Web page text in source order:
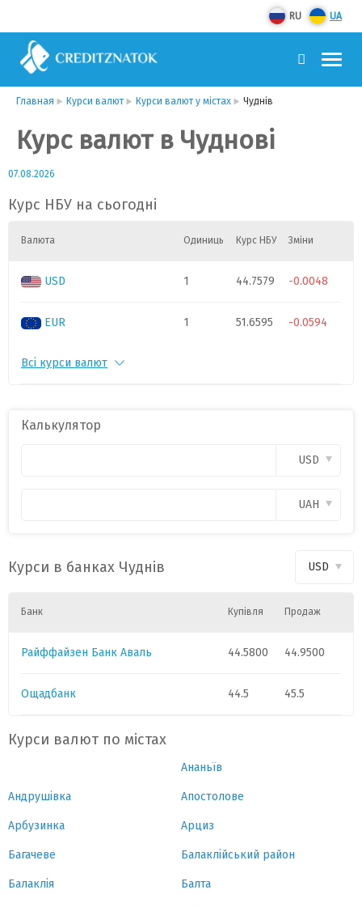
RU UA
Главная Курси валют Курси валют у містах Чуднів
Курс валют в Чуднові
07.08.2026
Курс НБУ на сьогодні
Валюта Одиниць Курс НБУ Зміни
USD 1 44.7579 -0.0048
EUR 1 51.6595 -0.0594
CHF
GBP -0.0647
Всі курси валют
Калькулятор
USD
UAH
Курси в банках Чуднів USD
Банк Купівля Продаж
Райффайзен Банк Аваль 44.5800 44.9500
Ощадбанк 44.5 45.5
Курси валют по містах
Ананьїв
Андрушівка Апостолове
Арбузинка Арциз
Багачеве Балаклійський район
Балаклія Балта